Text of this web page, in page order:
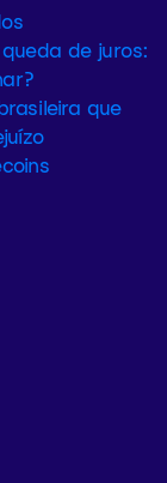
de juros:
que